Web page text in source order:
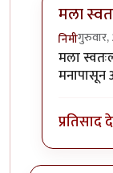
मला
निमी
In reply
मला
मनापासून
प्रतिसाद